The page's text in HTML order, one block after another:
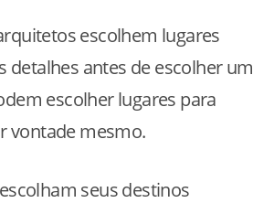
escolhem lugares
detalhes antes de escolher um
escolher lugares para
vontade mesmo.
seus destinos